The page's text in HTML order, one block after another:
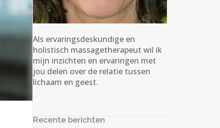
Als ervaringsdeskundige en
holistisch massagetherapeut wil ik
mijn inzichten en ervaringen met
jou delen over de relatie tussen
lichaam en geest.
Recente berichten